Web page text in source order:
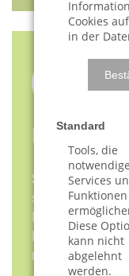
Sie sind in einer
sofortige Hilfe -
Ihr Konto
Beratung
nehmen Sie
Cookies
in der
Standard
Tools, die
notwendige
Services
Funktionen
Diese
kann nicht
abgelehnt
werden.